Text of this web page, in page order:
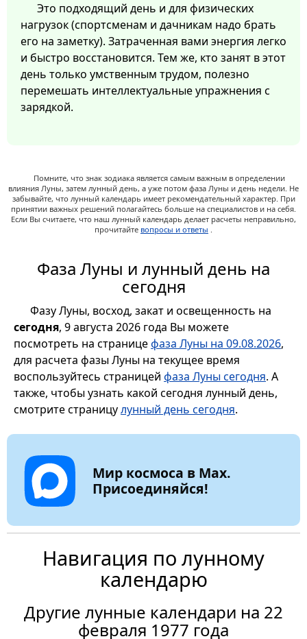
Это подходящий день и для физических
нагрузок (спортсменам и дачникам надо брать
его на заметку). Затраченная вами энергия легко
и быстро восстановится. Тем же, кто занят в этот
день только умственным трудом, полезно
перемешать интеллектуальные упражнения с
зарядкой.
Помните, что знак зодиака является самым важным в определении
влияния Луны, затем лунный день, а уже потом фаза Луны и день недели. Не
забывайте, что лунный календарь имеет рекомендательный характер. При
принятии важных решений полагайтесь больше на специалистов и на себя.
Если Вы считаете, что наш лунный календарь делает расчеты неправильно,
прочитайте вопросы и ответы .
Фаза Луны и лунный день на
сегодня
Фазу Луны, восход, закат и освещенность на
сегодня, 9 августа 2026 года Вы можете
посмотреть на страницефаза Луны на 09.08.2026,
для расчета фазы Луны на текущее время
воспользуйтесь страницей фаза Луны сегодня. А
также, чтобы узнать какой сегодня лунный день,
смотрите страницулунный день сегодня.
Мир космоса в Max.
Присоединяйся!
Навигация по лунному
календарю
Другие лунные календари на 22
февраля 1977 года